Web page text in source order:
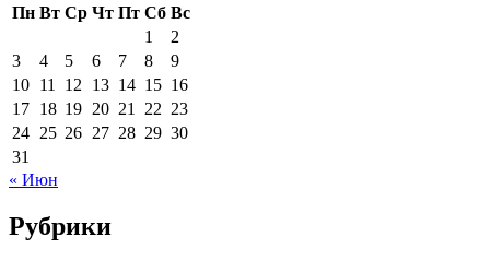
Пн Вт Ср Чт Пт Сб Вс
1
2
3
4 5 6 7 8
9
10 11 12 13 14 15 16
17 18 19 20 21 22 23
24 25 26 27 28 29 30
31
« Июн
Рубрики